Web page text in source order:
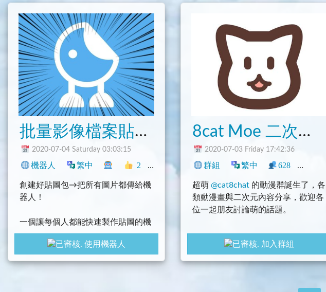
批量影像檔案貼圖製作機器人
2020-07-04 Saturday 03:03:15
機器人 繁中 2 貼圖 Telegram
創建好貼圖包→把所有圖片都傳給機
器人！
一個讓每個人都能快速製作貼圖的機
器人，省略掉自己調整解析度與個別
設置表情符號的時間。使用機器人
8cat Moe 二次元基地
2020-07-03 Friday 17:42:36
群組 繁中 628
超萌 @cat8chat 的動漫群誕生了，各
類動漫畫與二次元內容分享，歡迎各
位一起朋友討論萌的話題。
加入群組